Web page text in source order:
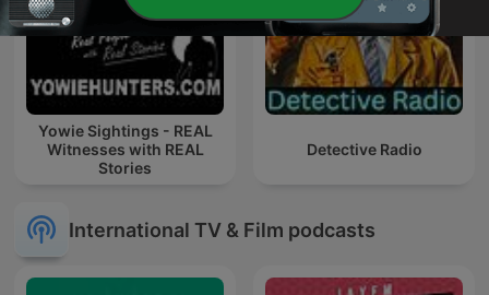
Yowie Sightings - REAL
Witnesses with REAL
Stories
Detective Radio
International TV & Film podcasts